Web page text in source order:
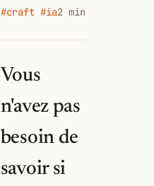
#craft #ia2 min
Vous
n'avez pas
besoin de
savoir si